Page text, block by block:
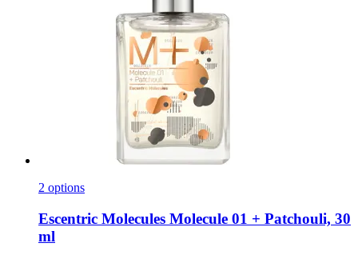
2 options
Escentric Molecules Molecule 01 + Patchouli, 30
ml